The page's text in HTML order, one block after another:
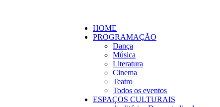
HOME
PROGRAMAÇÃO
Dança
Música
Literatura
Cinema
Teatro
Todos os eventos
ESPAÇOS CULTURAIS